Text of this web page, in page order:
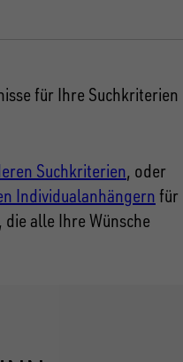
für Ihre Suchkriterien
Suchkriterien, oder
Individualanhängern für
alle Ihre Wünsche